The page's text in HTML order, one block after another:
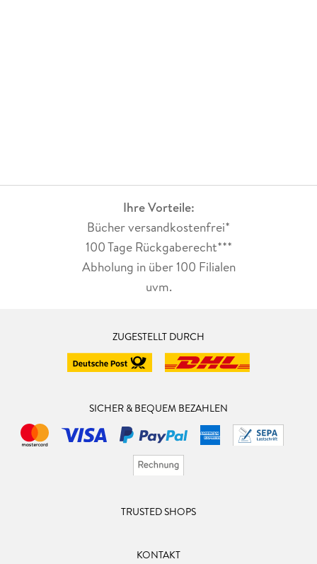
Ihre Vorteile:
Bücher versandkostenfrei*
100 Tage Rückgaberecht***
Abholung in über 100 Filialen
uvm.
ZUGESTELLT DURCH
SICHER & BEQUEM BEZAHLEN
TRUSTED SHOPS
KONTAKT